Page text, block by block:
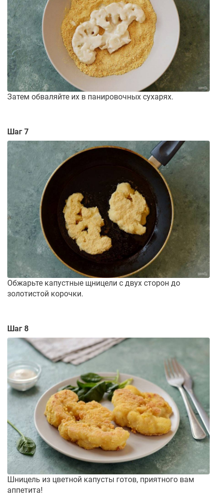
Затем обваляйте их в панировочных сухарях.
Шаг 7
Обжарьте капустные щницели с двух сторон до
золотистой корочки.
Шаг 8
Шницель из цветной капусты готов, приятного вам
аппетита!